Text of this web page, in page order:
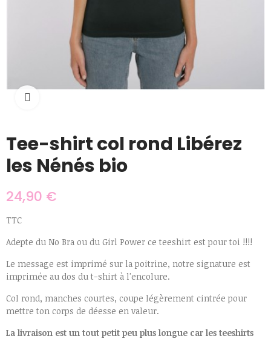
Tee-shirt col rond Libérez
les Nénés bio
24,90 €
TTC
Adepte du No Bra ou du Girl Power ce teeshirt est pour toi !!!!
Le message est imprimé sur la poitrine, notre signature est
imprimée au dos du t-shirt à l'encolure.
Col rond, manches courtes, coupe légèrement cintrée pour
mettre ton corps de déesse en valeur.
La livraison est un tout petit peu plus longue car les teeshirts